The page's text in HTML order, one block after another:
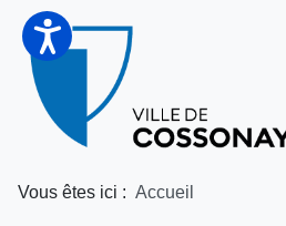
Vous êtes ici : Accueil